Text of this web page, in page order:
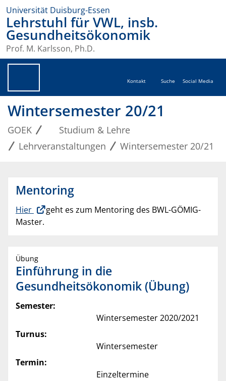
Universität Duisburg-Essen
Lehrstuhl für VWL, insb.
Gesundheitsökonomik
Prof. M. Karlsson, Ph.D.
Kontakt Suche Social Media
Wintersemester 20/21
GOEK
Studium & Lehre
Lehrveranstaltungen
Wintersemester 20/21
Mentoring
Hier
geht es zum Mentoring des BWL-GÖMIG-
Master.
Übung
Einführung in die
Gesundheitsökonomik (Übung)
Semester:
Wintersemester 2020/2021
Turnus:
Wintersemester
Termin:
Einzeltermine